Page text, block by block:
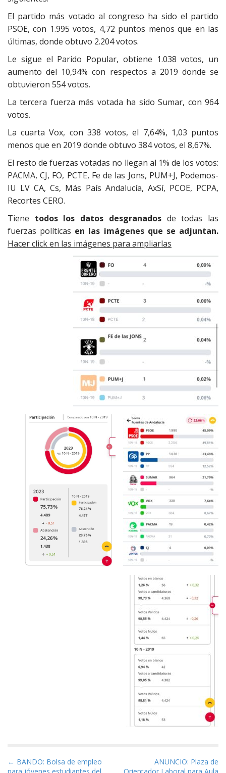
El partido más votado al congreso ha sido el partido
PSOE, con 1.995 votos, 4,72 puntos menos que en las
últimas, donde obtuvo 2.204 votos.
Le sigue el Parido Popular, obtiene 1.038 votos, un
aumento del 10,94% con respectos a 2019 donde se
obtuvieron 554 votos.
La tercera fuerza más votada ha sido Sumar, con 964
votos.
La cuarta Vox, con 338 votos, el 7,64%, 1,03 puntos
menos que en 2019 donde obtuvo 384 votos, el 8,67%.
El resto de fuerzas votadas no llegan al 1% de los votos:
PACMA, CJ, FO, PCTE, Fe de las Jons, PUM+J, Podemos-
IU LV CA, Cs, Más País Andalucía, AxSí, PCOE, PCPA,
Recortes CERO.
Tiene todos los datos desgranadosde todas las
fuerzas políticas en las imágenes que se adjuntan.
Hacer click en las imágenes para ampliarlas
Navegación de entradas
← BANDO: Bolsa de empleo
ANUNCIO: Plaza de